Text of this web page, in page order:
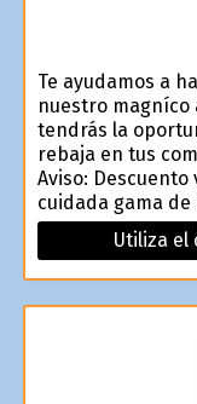
Te ayudamos a
nuestro
tendrás la
rebaja en tus
Aviso:
cuidada gama de
Utiliza el